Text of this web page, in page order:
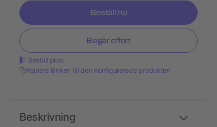
Beställ nu
Begär offert
Beställ prov
Kopiera länken till den konfigurerade produkten
Beskrivning